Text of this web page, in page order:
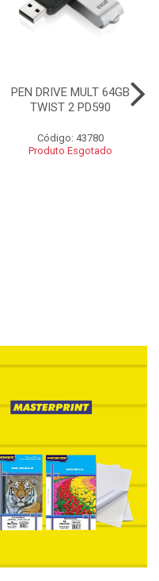
PEN DRIVE MULT 64GB
TWIST 2 PD590
Código: 43780
Produto Esgotado